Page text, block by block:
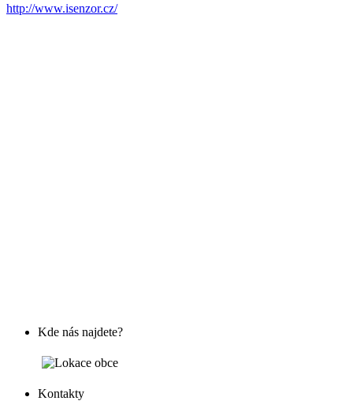
http://www.isenzor.cz/
Kde nás najdete?
Kontakty